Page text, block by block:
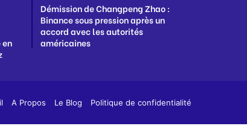
Démission de Changpeng Zhao :
Binance sous pression après un
accord avec les autorités
américaines
A Propos Le Blog Politique de confidentialité